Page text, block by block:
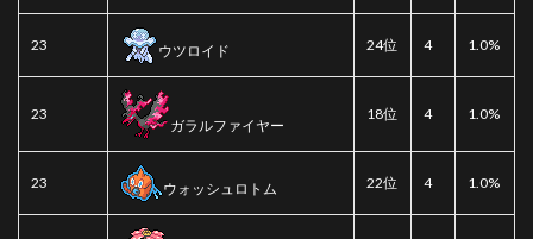
23 ウツロイド 24位 4 1.0%
23
ガラルファイヤー
18位 4 1.0%
23 ウォッシュロトム 22位 4 1.0%